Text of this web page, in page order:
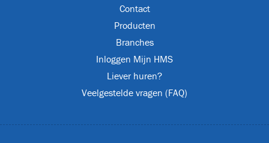
Contact
Producten
Branches
Inloggen Mijn HMS
Liever huren?
Veelgestelde vragen (FAQ)